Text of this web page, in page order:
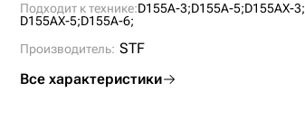
Подходит к технике:D155A-3;D155A-5;D155AX-3;
D155AX-5;D155A-6;
Производитель: STF
Все характеристики